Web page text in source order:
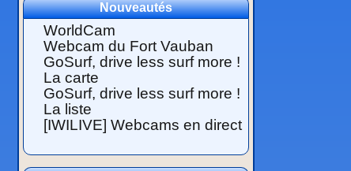
Nouveautés
WorldCam
Webcam du Fort Vauban
GoSurf, drive less surf more !
La carte
GoSurf, drive less surf more !
La liste
[IWILIVE] Webcams en direct